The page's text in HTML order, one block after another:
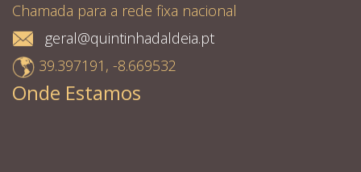
Chamada para a rede fixa nacional
geral@quintinhadaldeia.pt
39.397191, -8.669532
Onde Estamos